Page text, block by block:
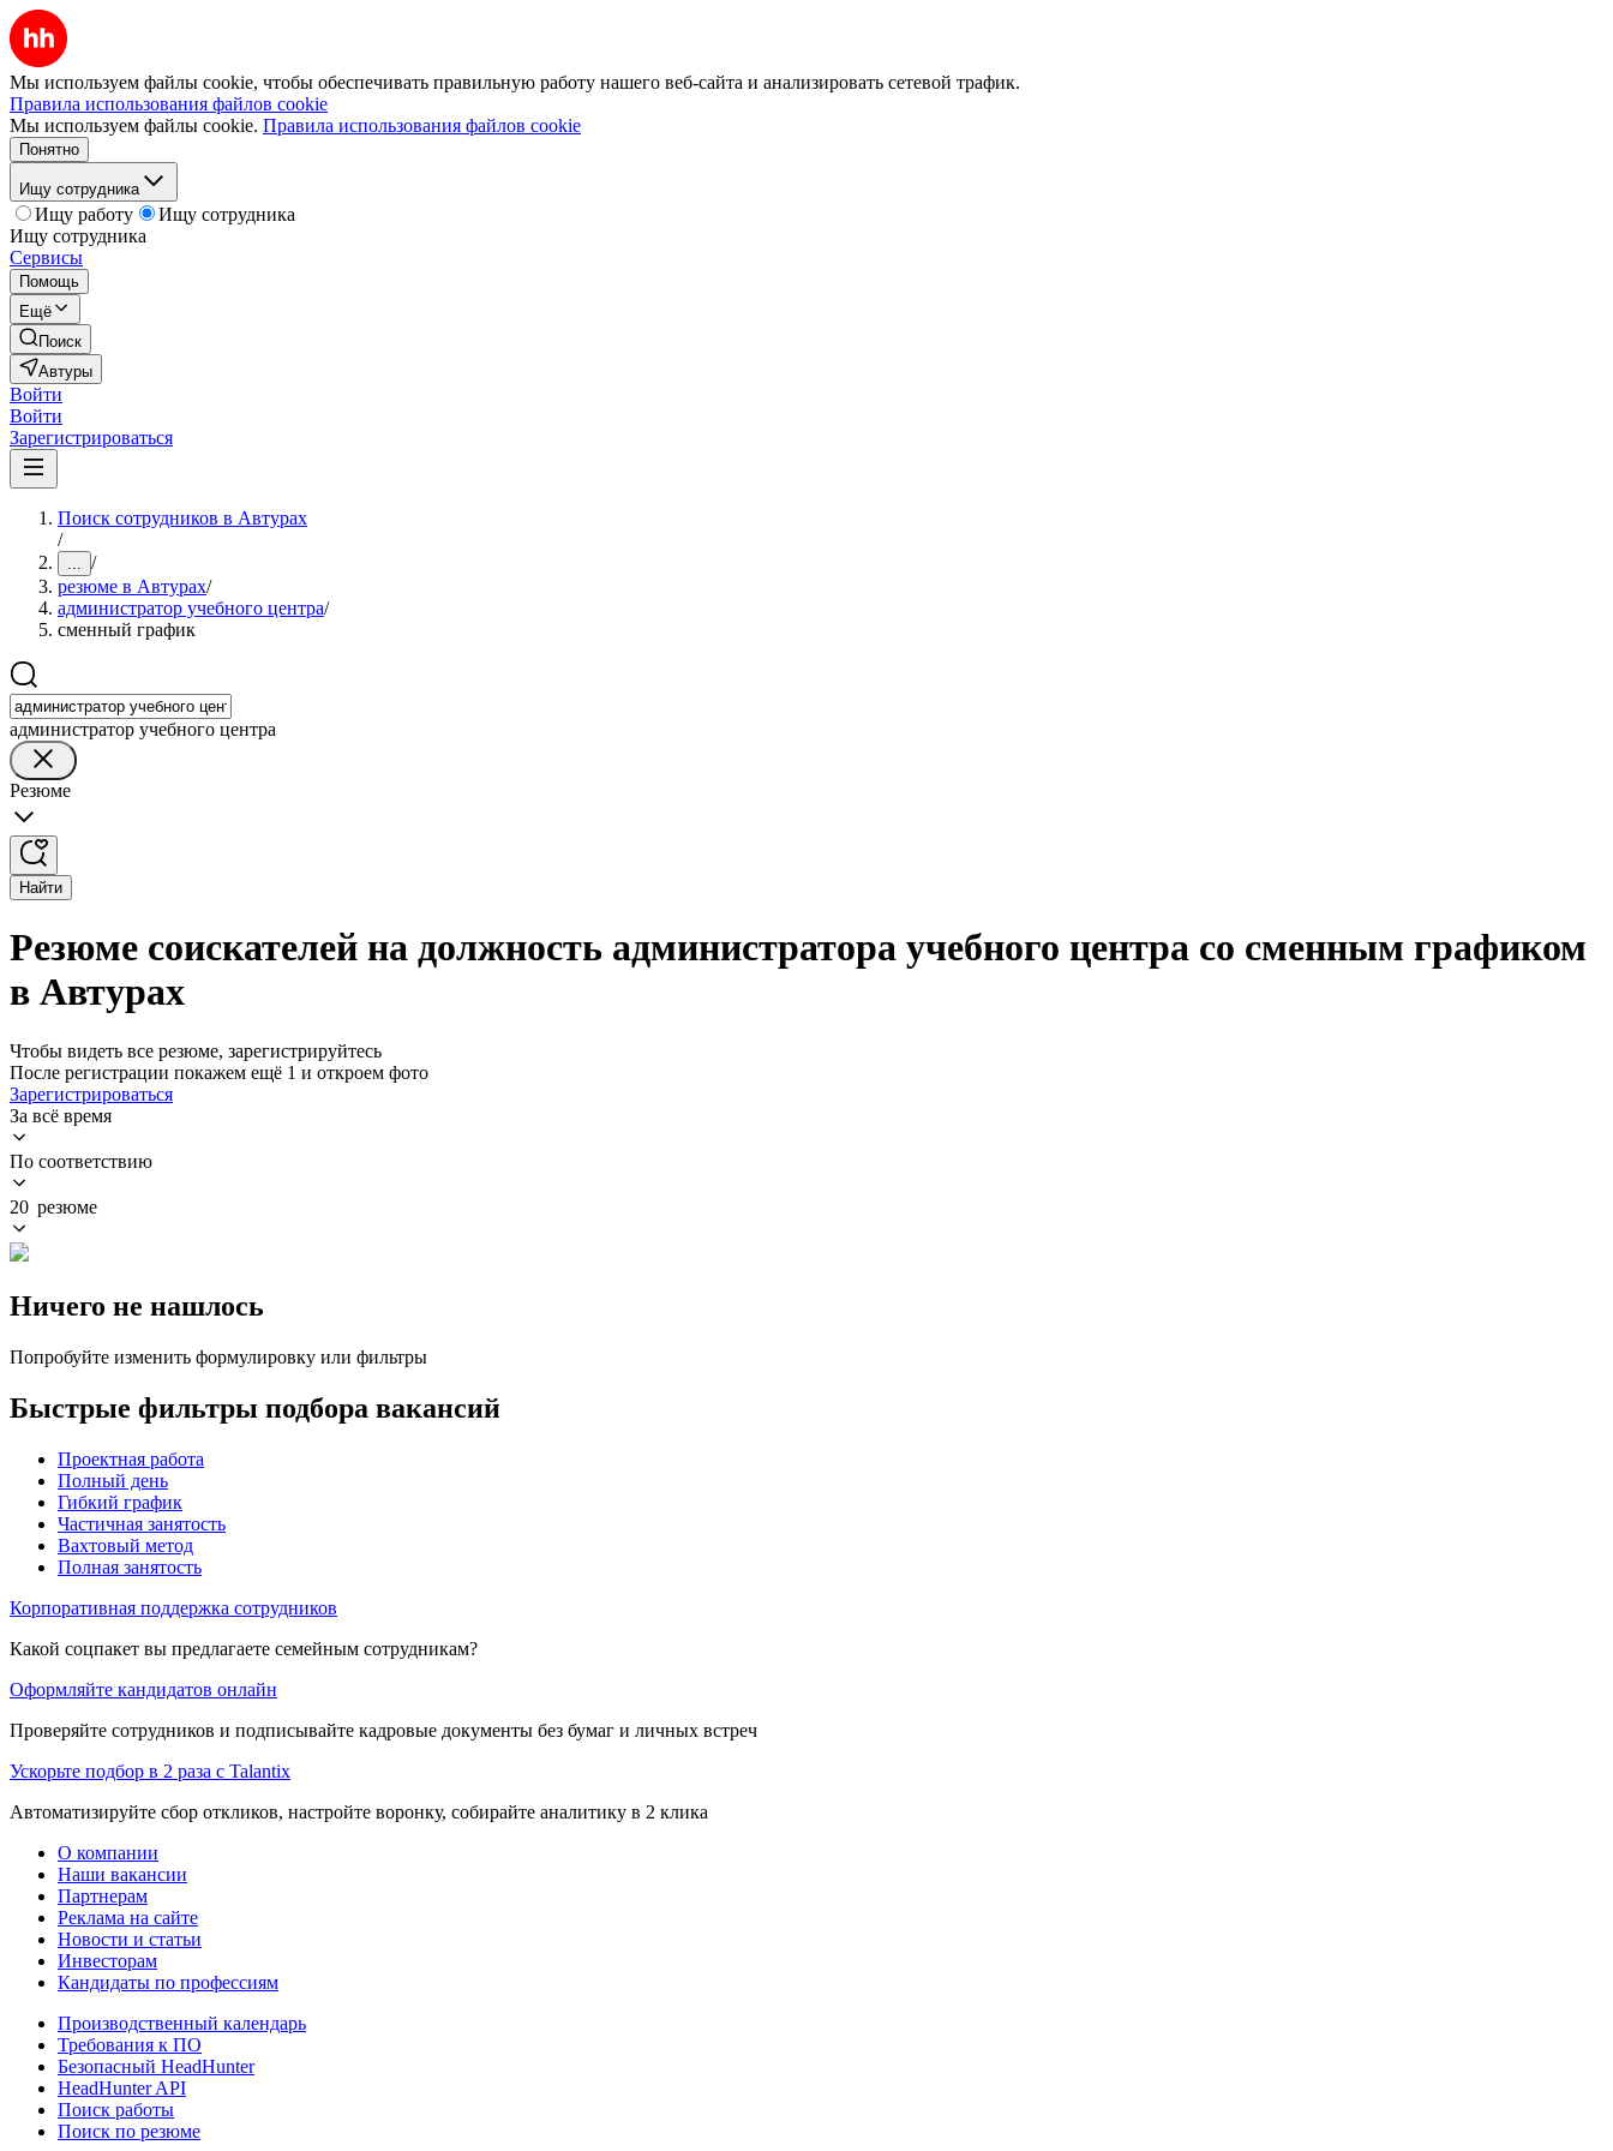
Мы используем файлы cookie, чтобы обеспечивать правильную работу нашего веб-сайта и анализировать сетевой трафик.
Правила использования файлов cookie
Мы используем файлы cookie. Правила использования файлов cookie
Понятно
Ищу сотрудника
Ищу работу
Ищу сотрудника
Ищу сотрудника
Сервисы
Помощь
Ещё
Поиск
Автуры
Войти
Войти
Зарегистрироваться
Поиск сотрудников в Автурах
/
... /
резюме в Автурах/
администратор учебного центра/
сменный график
администратор учебного центра
Резюме
Найти
Резюме соискателей на должность администратора учебного центра со сменным графиком
в Автурах
Чтобы видеть все резюме, зарегистрируйтесь
После регистрации покажем ещё 1 и откроем фото
Зарегистрироваться
За всё время
По соответствию
20 резюме
Ничего не нашлось
Попробуйте изменить формулировку или фильтры
Быстрые фильтры подбора вакансий
Проектная работа
Полный день
Гибкий график
Частичная занятость
Вахтовый метод
Полная занятость
Корпоративная поддержка сотрудников
Какой соцпакет вы предлагаете семейным сотрудникам?
Оформляйте кандидатов онлайн
Проверяйте сотрудников и подписывайте кадровые документы без бумаг и личных встреч
Ускорьте подбор в 2 раза с Talantix
Автоматизируйте сбор откликов, настройте воронку, собирайте аналитику в 2 клика
О компании
Наши вакансии
Партнерам
Реклама на сайте
Новости и статьи
Инвесторам
Кандидаты по профессиям
Производственный календарь
Требования к ПО
Безопасный HeadHunter
HeadHunter API
Поиск работы
Поиск по резюме